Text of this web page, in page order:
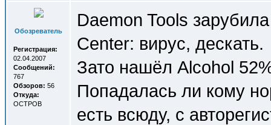
Обозреватель
Регистрация:
02.04.2007
Сообщений:
767
Обзоров: 56
Откуда:
OCTPOB
Daemon Tools
Center: вирус, дескать.
Зато нашёл Alcohol
Попадалась ли кому
есть всюду, с